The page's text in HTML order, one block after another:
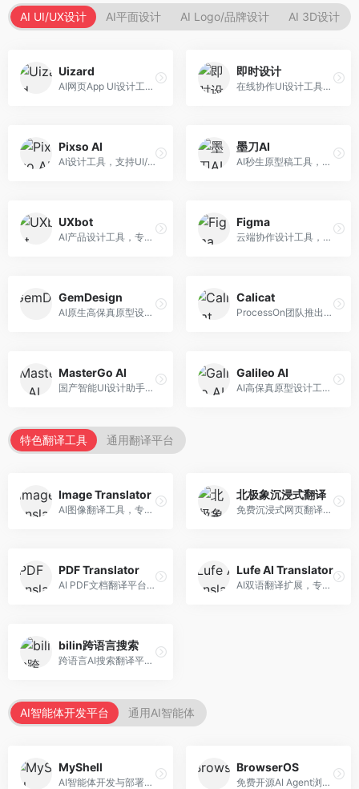
AI UI/UX设计 AI平面设计 AI Logo/品牌设计 AI 3D设计
Uizard
AI网页App UI设计工具，专注于快速界面生成。面向产品经理和设计师，提供线框图转UI、界面生成、设计优化等服务，设计速度快。
即时设计
在线协作UI设计工具，整合AI设计功能。面向设计师和产品团队，提供界面设计、原型制作、设计资源库等服务，国产协作设计平台。
Pixso AI
AI设计工具，支持UI/UX设计全流程。面向设计师和产品团队，提供界面生成、设计优化、协作评审等服务，国产替代方案，团队协作便捷。
墨刀AI
AI秒生原型稿工具，专注于快速原型设计。面向产品经理和设计师，提供原型生成、交互设计、团队协作等服务，原型制作效率高。
UXbot
AI产品设计工具，专注于用户体验优化。面向UX设计师，提供用户研究、设计建议、可用性测试等服务，UX设计支持完善。
Figma
云端协作设计工具，整合AI设计辅助功能。面向UI/UX设计师和产品团队，提供界面设计、原型制作、团队协作等服务，协作功能强大，是UI设计领域的标杆产品。
GemDesign
AI原生高保真原型设计工具，专注于智能设计生成。面向设计师，提供界面生成、设计优化、原型制作等服务，设计自动化程度高。
Calicat
ProcessOn团队推出的产设研协作平台，整合设计与协作功能。面向产品团队，提供设计协作、文档管理、团队沟通等服务，产研协作便捷。
MasterGo AI
国产智能UI设计助手，专注于界面设计自动化。面向UI设计师，提供界面生成、组件设计、设计系统构建等服务，中文用户适配性好。
Galileo AI
AI高保真原型设计工具，专注于UI界面生成。面向设计师和产品团队，提供界面生成、交互设计、设计优化等服务，界面质量高。
特色翻译工具 通用翻译平台
Image Translator
AI图像翻译工具，专注于图片文字翻译。面向设计师和电商从业者，提供图片文字识别、翻译、替换等服务，图像翻译效果好。
北极象沉浸式翻译
免费沉浸式网页翻译工具，专注于阅读体验。面向普通用户，提供网页双语翻译、文档翻译等服务，免费使用，翻译质量高。
PDF Translator
AI PDF文档翻译平台，专注于文档本地化。面向商务人士，提供PDF翻译、格式保留、批量处理等服务，文档翻译专业。
Lufe AI Translator
AI双语翻译扩展，专注于浏览器翻译场景。面向外语内容阅读者，提供网页双语翻译、划词翻译等服务，浏览器集成便捷。
bilin跨语言搜索
跨语言AI搜索翻译平台，专注于信息获取。面向研究者和内容创作者，提供跨语言搜索、内容翻译、信息整合等服务，跨语言检索能力强。
AI智能体开发平台 通用AI智能体
MyShell
AI智能体开发与部署平台，专注于语音交互智能体。面向开发者，提供语音智能体创建、部署服务、社区分享等功能，语音交互能力强。
BrowserOS
免费开源AI Agent浏览器，专注于浏览器自动化。面向开发者，提供浏览器控制、任务自动化、API接口等服务，开源免费。